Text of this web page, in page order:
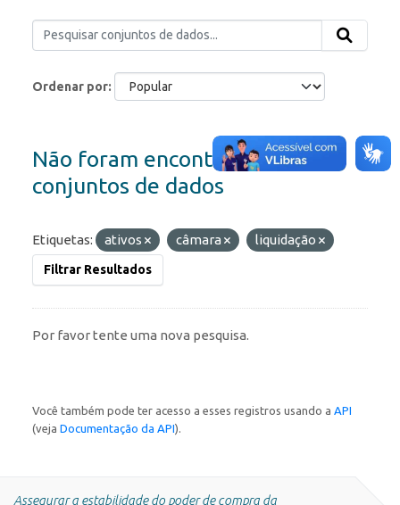
Ordenar por
Não foram encontrados
conjuntos de dados
Etiquetas: ativos câmara liquidação
Filtrar Resultados
Por favor tente uma nova pesquisa.
Você também pode ter acesso a esses registros usando a API
(veja Documentação da API).
Assegurar a estabilidade do poder de compra da